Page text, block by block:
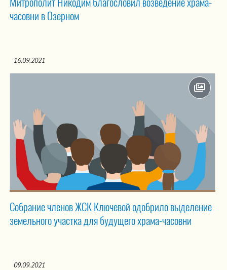
часовни в Озерном
16.09.2021
Собрание членов ЖСК Ключевой одобрило выделение
земельного участка для будущего храма-часовни
09.09.2021